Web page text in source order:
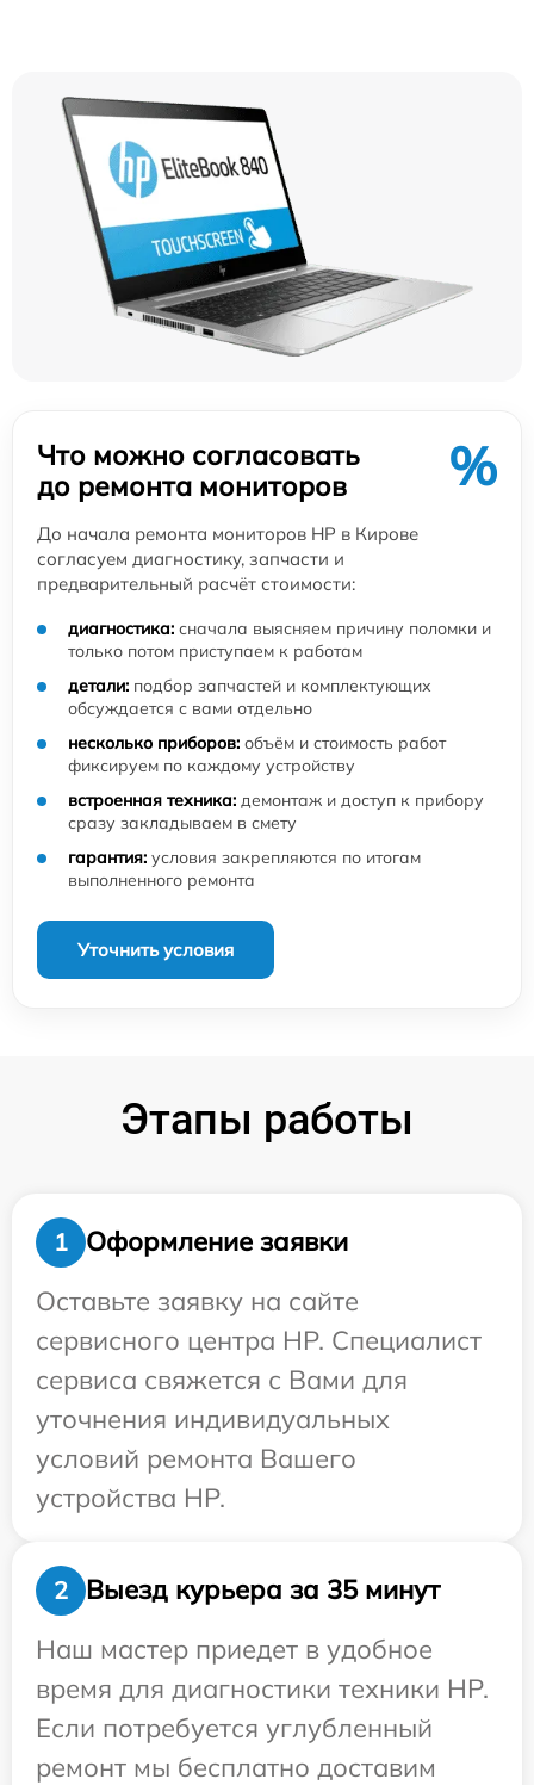
Что можно согласовать
до ремонта мониторов
%
До начала ремонта мониторов HP в Кирове
согласуем диагностику, запчасти и
предварительный расчёт стоимости:
диагностика: сначала выясняем причину поломки и
только потом приступаем к работам
детали: подбор запчастей и комплектующих
обсуждается с вами отдельно
несколько приборов: объём и стоимость работ
фиксируем по каждому устройству
встроенная техника: демонтаж и доступ к прибору
сразу закладываем в смету
гарантия: условия закрепляются по итогам
выполненного ремонта
Уточнить условия
Этапы работы
1
Оформление заявки
Оставьте заявку на сайте
сервисного центра HP. Специалист
сервиса свяжется с Вами для
уточнения индивидуальных
условий ремонта Вашего
устройства HP.
2
Выезд курьера за 35 минут
Наш мастер приедет в удобное
время для диагностики техники HP.
Если потребуется углубленный
ремонт мы бесплатно доставим